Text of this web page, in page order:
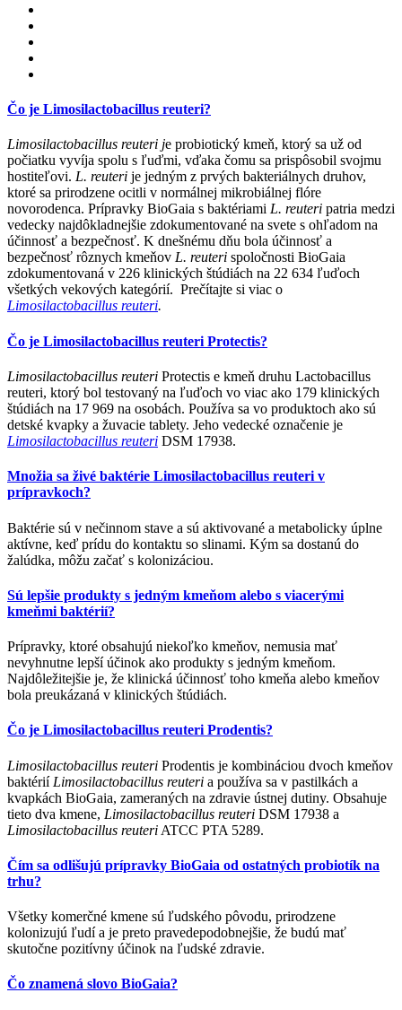
Čo je Limosilactobacillus reuteri?
Limosilactobacillus reuteri je probiotický kmeň, ktorý sa už od
počiatku vyvíja spolu s ľuďmi, vďaka čomu sa prispôsobil svojmu
hostiteľovi. L. reuteri je jedným z prvých bakteriálnych druhov,
ktoré sa prirodzene ocitli v normálnej mikrobiálnej flóre
novorodenca. Prípravky BioGaia s baktériami L. reuteri patria medzi
vedecky najdôkladnejšie zdokumentované na svete s ohľadom na
účinnosť a bezpečnosť. K dnešnému dňu bola účinnosť a
bezpečnosť rôznych kmeňov L. reuteri spoločnosti BioGaia
zdokumentovaná v 226 klinických štúdiách na 22 634 ľuďoch
všetkých vekových kategórií. Prečítajte si viac o
Limosilactobacillus reuteri.
Čo je Limosilactobacillus reuteri Protectis?
Limosilactobacillus reuteri Protectis e kmeň druhu Lactobacillus
reuteri, ktorý bol testovaný na ľuďoch vo viac ako 179 klinických
štúdiách na 17 969 na osobách. Používa sa vo produktoch ako sú
detské kvapky a žuvacie tablety. Jeho vedecké označenie je
Limosilactobacillus reuteri DSM 17938.
Množia sa živé baktérie Limosilactobacillus reuteri v
prípravkoch?
Baktérie sú v nečinnom stave a sú aktivované a metabolicky úplne
aktívne, keď prídu do kontaktu so slinami. Kým sa dostanú do
žalúdka, môžu začať s kolonizáciou.
Sú lepšie produkty s jedným kmeňom alebo s viacerými
kmeňmi baktérií?
Prípravky, ktoré obsahujú niekoľko kmeňov, nemusia mať
nevyhnutne lepší účinok ako produkty s jedným kmeňom.
Najdôležitejšie je, že klinická účinnosť toho kmeňa alebo kmeňov
bola preukázaná v klinických štúdiách.
Čo je Limosilactobacillus reuteri Prodentis?
Limosilactobacillus reuteri Prodentis je kombináciou dvoch kmeňov
baktérií Limosilactobacillus reuteri a používa sa v pastilkách a
kvapkách BioGaia, zameraných na zdravie ústnej dutiny. Obsahuje
tieto dva kmene, Limosilactobacillus reuteri DSM 17938 a
Limosilactobacillus reuteri ATCC PTA 5289.
Čím sa odlišujú prípravky BioGaia od ostatných probiotík na
trhu?
Všetky komerčné kmene sú ľudského pôvodu, prirodzene
kolonizujú ľudí a je preto pravedepodobnejšie, že budú mať
skutočne pozitívny účinok na ľudské zdravie.
Čo znamená slovo BioGaia?